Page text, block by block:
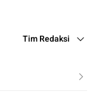
Tim Redaksi